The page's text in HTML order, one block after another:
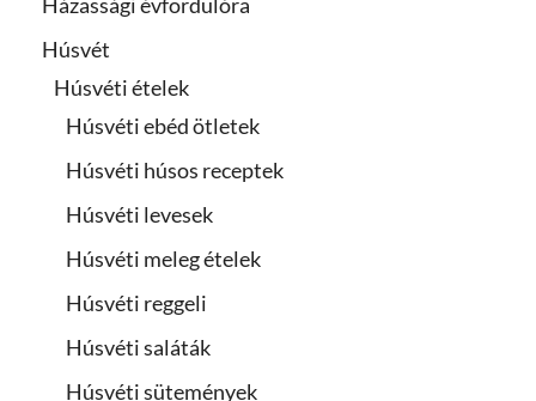
Húsvét
Húsvéti ételek
Húsvéti ebéd ötletek
Húsvéti húsos receptek
Húsvéti levesek
Húsvéti meleg ételek
Húsvéti reggeli
Húsvéti saláták
Húsvéti sütemények